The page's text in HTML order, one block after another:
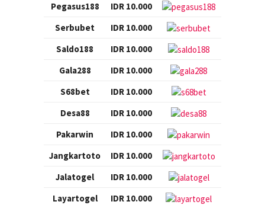
Pegasus188
IDR 10.000
Serbubet
IDR 10.000
Saldo188
IDR 10.000
Gala288
IDR 10.000
S68bet
IDR 10.000
Desa88
IDR 10.000
Pakarwin
IDR 10.000
Jangkartoto
IDR 10.000
Jalatogel
IDR 10.000
Layartogel
IDR 10.000